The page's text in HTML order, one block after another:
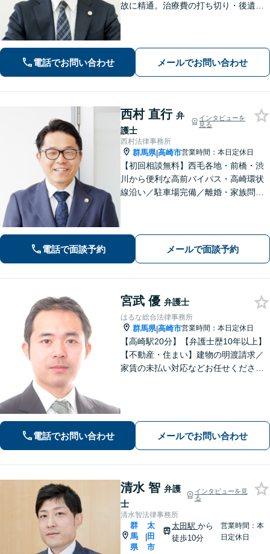
故に精通。治療費の打ち切り・後遺障
らゆる問題に丁寧に対応します。
電話でお問い合わせ メールでお問い合わせ
西村 直行 弁
護士
インタビューを
見る
西村法律事務所
群馬県|高崎市営業時間：本日定休日
【初回相談無料】西毛各地・前橋・渋
川から便利な高前バイパス・高崎環状
線沿い／駐車場完備／離婚・家族問
感にアンテナを張り正しい手続で遺産
分割を実現
電話で面談予約 メールで面談予約
宮武 優 弁護士
はるな総合法律事務所
群馬県|高崎市営業時間：本日定休日
【高崎駅20分】【弁護士歴10年以上】
【不動産・住まい】建物の明渡請求／
家賃の未払い対応などお任せくださ
気軽にご相談ください。
電話でお問い合わせ メールでお問い合わせ
清水 智 弁護
士
インタビューを見
る
清水智法律事務所
群
馬
県
|
太
田
市
太田駅 から
徒歩10分
営業時間：本
日定休日